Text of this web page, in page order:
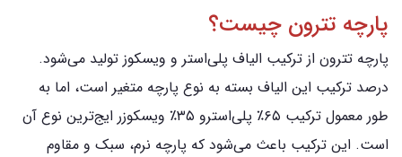
پارچه تترون چیست؟
پارچه تترون از ترکیب الیاف پلی‌استر و ویسکوز تولید می‌شود.
درصد ترکیب این الیاف بسته به نوع پارچه متغیر است، اما به
طور معمول ترکیب ۶۵٪ پلی‌استرو ۳۵٪ ویسکوزر ایج‌ترین نوع آن
است. این ترکیب باعث می‌شود که پارچه نرم، سبک و مقاوم